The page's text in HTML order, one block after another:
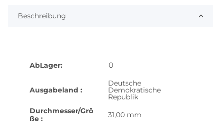
Beschreibung
AbLager: 0
Ausgabeland :
Deutsche
Demokratische
Republik
Durchmesser/Grö
ße :
31,00 mm